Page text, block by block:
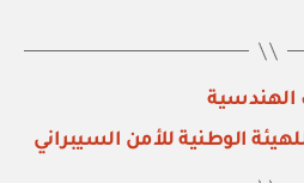
الهندسية
الوطنية للأمن السيبراني